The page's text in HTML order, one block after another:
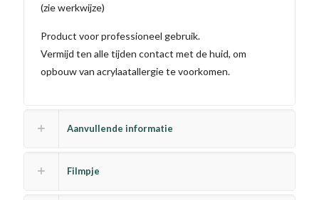
(zie werkwijze)
Product voor professioneel gebruik.
Vermijd ten alle tijden contact met de huid, om
opbouw van acrylaatallergie te voorkomen.
Aanvullende informatie
Filmpje